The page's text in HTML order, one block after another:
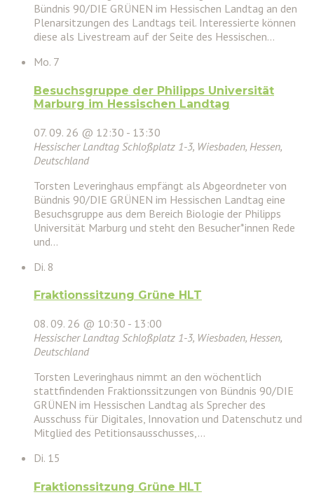
Bündnis 90/DIE GRÜNEN im Hessischen Landtag an den
Plenarsitzungen des Landtags teil. Interessierte können
diese als Livestream auf der Seite des Hessischen…
Mo. 7
Besuchsgruppe der Philipps Universität
Marburg im Hessischen Landtag
07. 09. 26 @ 12:30 - 13:30
Hessischer Landtag Schloßplatz 1-3, Wiesbaden, Hessen,
Deutschland
Torsten Leveringhaus empfängt als Abgeordneter von
Bündnis 90/DIE GRÜNEN im Hessischen Landtag eine
Besuchsgruppe aus dem Bereich Biologie der Philipps
Universität Marburg und steht den Besucher*innen Rede
und…
Di. 8
Fraktionssitzung Grüne HLT
08. 09. 26 @ 10:30 - 13:00
Hessischer Landtag Schloßplatz 1-3, Wiesbaden, Hessen,
Deutschland
Torsten Leveringhaus nimmt an den wöchentlich
stattfindenden Fraktionssitzungen von Bündnis 90/DIE
GRÜNEN im Hessischen Landtag als Sprecher des
Ausschuss für Digitales, Innovation und Datenschutz und
Mitglied des Petitionsausschusses,…
Di. 15
Fraktionssitzung Grüne HLT